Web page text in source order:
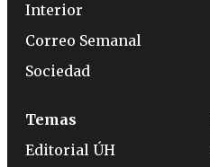
Interior
Correo Semanal
Sociedad
Temas
Editorial ÚH